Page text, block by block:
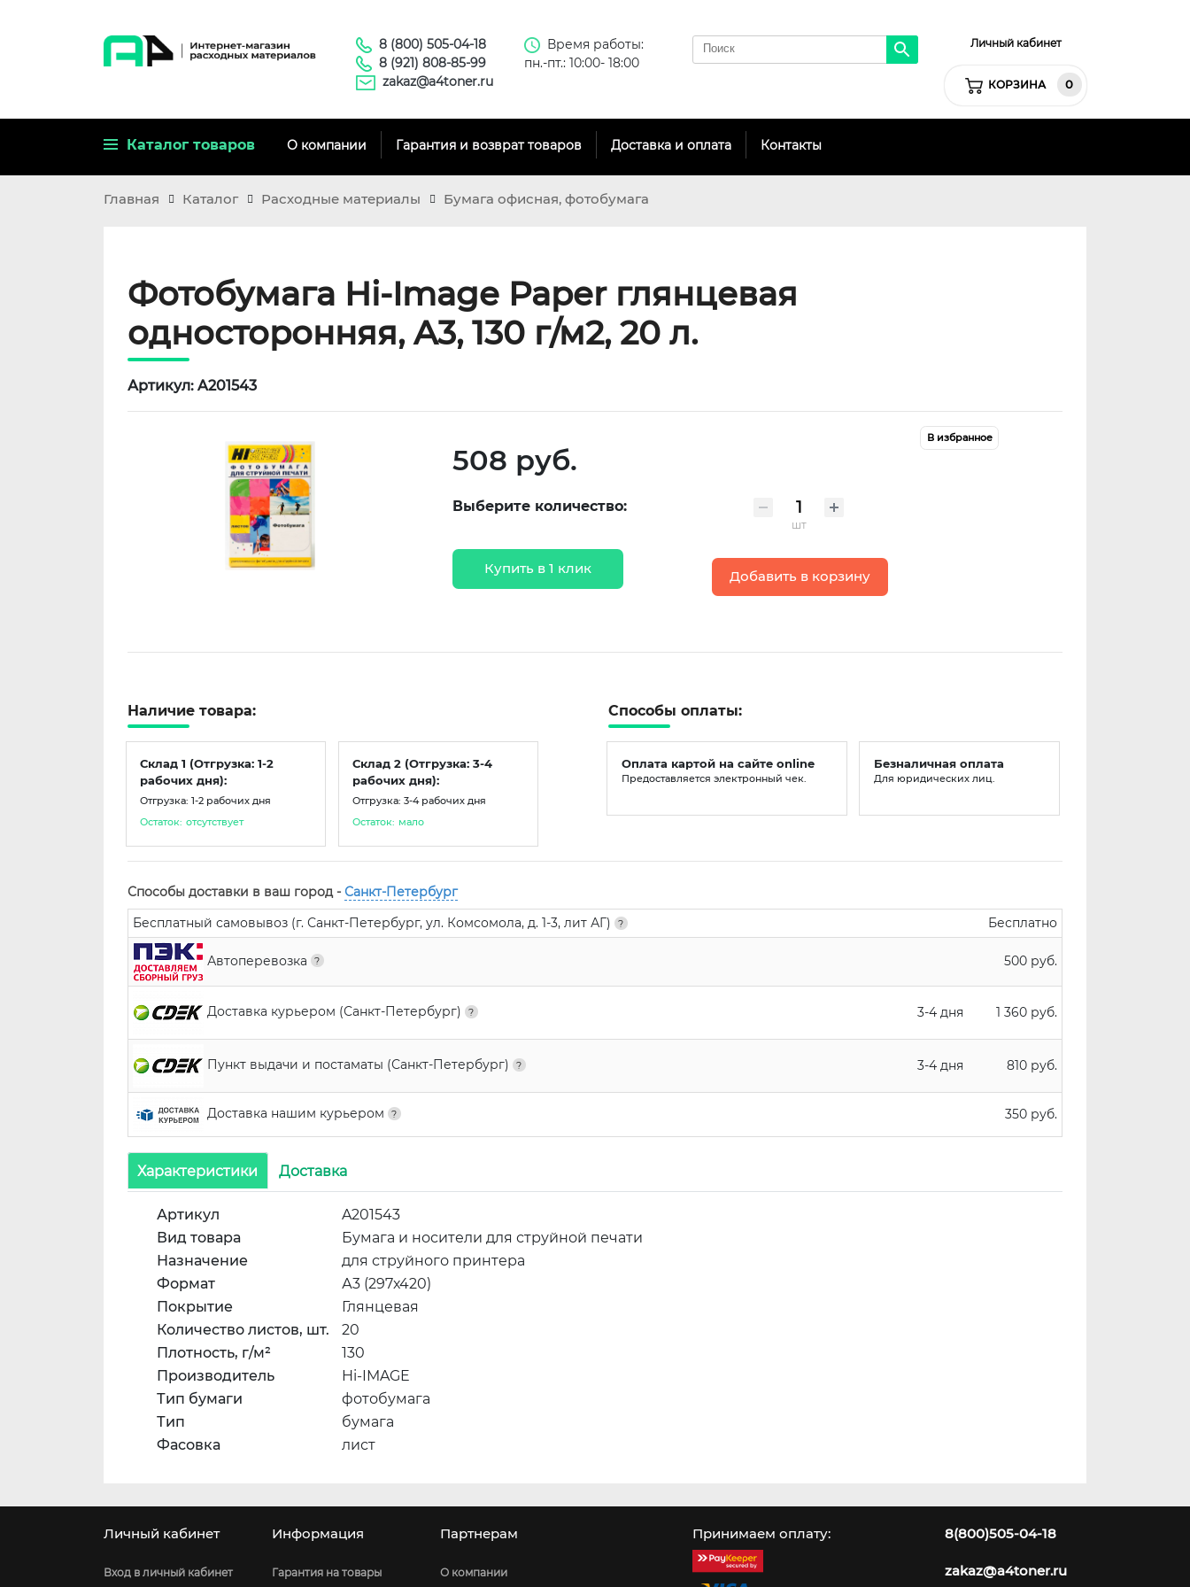
8 (800) 505-04-18
8 (921) 808-85-99
zakaz@a4toner.ru
Время работы:
пн.-пт.: 10:00- 18:00
Личный кабинет
КОРЗИНА 0
Каталог товаров О компании Гарантия и возврат товаров Доставка и оплата Контакты
Главная Каталог Расходные материалы Бумага офисная, фотобумага
Фотобумага Hi-Image Paper глянцевая
односторонняя, A3, 130 г/м2, 20 л.
Артикул: A201543
508 руб.
Выберите количество:
шт
Купить в 1 клик
Добавить в корзину
В избранное
Наличие товара:
Склад 1 (Отгрузка: 1-2
рабочих дня):
Отгрузка: 1-2 рабочих дня
Остаток: отсутствует
Склад 2 (Отгрузка: 3-4
рабочих дня):
Отгрузка: 3-4 рабочих дня
Остаток: мало
Способы оплаты:
Оплата картой на сайте online
Предоставляется электронный чек.
Безналичная оплата
Для юридических лиц.
Способы доставки в ваш город - Санкт-Петербург
Бесплатный самовывоз (г. Санкт-Петербург, ул. Комсомола, д. 1-3, лит АГ)
Бесплатно
Автоперевозка 500 руб.
Доставка курьером (Санкт-Петербург) 3-4 дня 1 360 руб.
Пункт выдачи и постаматы (Санкт-Петербург) 3-4 дня 810 руб.
Доставка нашим курьером 350 руб.
Характеристики Доставка
Артикул
A201543
Вид товара
Бумага и носители для струйной печати
Назначение
для струйного принтера
Формат
А3 (297х420)
Покрытие
Глянцевая
Количество листов, шт.
20
Плотность, г/м²
130
Производитель
Hi-IMAGE
Тип бумаги
фотобумага
Тип
бумага
Фасовка
лист
Личный кабинет
Вход в личный кабинет
Информация
Гарантия на товары
Партнерам
О компании
Принимаем оплату: 8(800)505-04-18
zakaz@a4toner.ru